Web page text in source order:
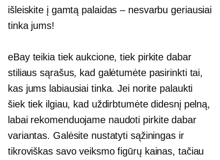
išleiskite į gamtą palaidas – nesvarbu geriausiai
tinka jums!
eBay teikia tiek aukcione, tiek pirkite dabar
stiliaus sąrašus, kad galėtumėte pasirinkti tai,
kas jums labiausiai tinka. Jei norite palaukti
šiek tiek ilgiau, kad uždirbtumėte didesnį pelną,
labai rekomenduojame naudoti pirkite dabar
variantas. Galėsite nustatyti sąžiningas ir
tikroviškas savo veiksmo figūrų kainas, tačiau